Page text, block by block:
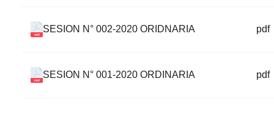
SESION N° 002-2020 ORIDNARIA pdf
SESION N° 001-2020 ORDINARIA pdf